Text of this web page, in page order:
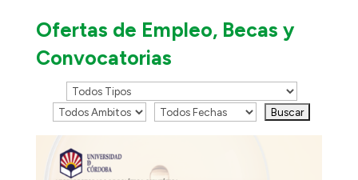
Ofertas de Empleo, Becas y
Convocatorias